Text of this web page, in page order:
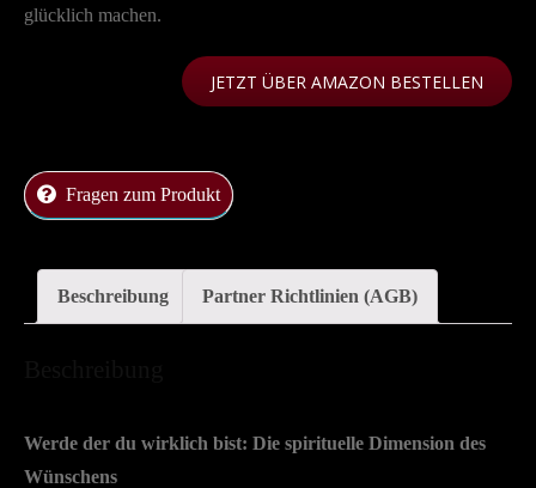
glücklich machen.
JETZT ÜBER AMAZON BESTELLEN
Fragen zum Produkt
Beschreibung Partner Richtlinien (AGB)
Werde der du wirklich bist: Die spirituelle Dimension des
Wünschens